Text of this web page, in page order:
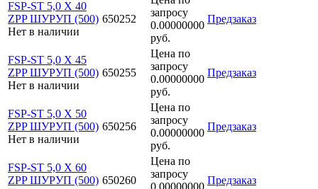
FSP-ST 5,0 X 40
ZPP ШУРУП (500)
Нет в наличии
650252
запросу
0.00000000
руб.
Предзаказ
FSP-ST 5,0 X 45
ZPP ШУРУП (500)
Нет в наличии
650255
Цена по
запросу
0.00000000
руб.
Предзаказ
FSP-ST 5,0 X 50
ZPP ШУРУП (500)
Нет в наличии
650256
Цена по
запросу
0.00000000
руб.
Предзаказ
FSP-ST 5,0 X 60
ZPP ШУРУП (500) 650260
Цена по
запросу
0.00000000
Предзаказ